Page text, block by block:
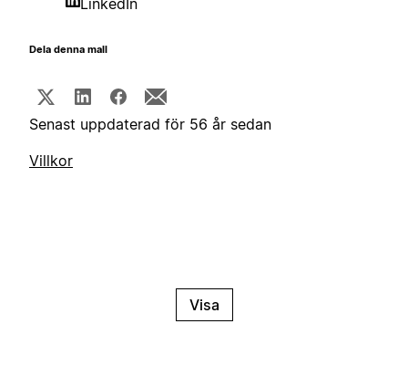
LinkedIn
Dela denna mall
Senast uppdaterad för 56 år sedan
Villkor
Visa